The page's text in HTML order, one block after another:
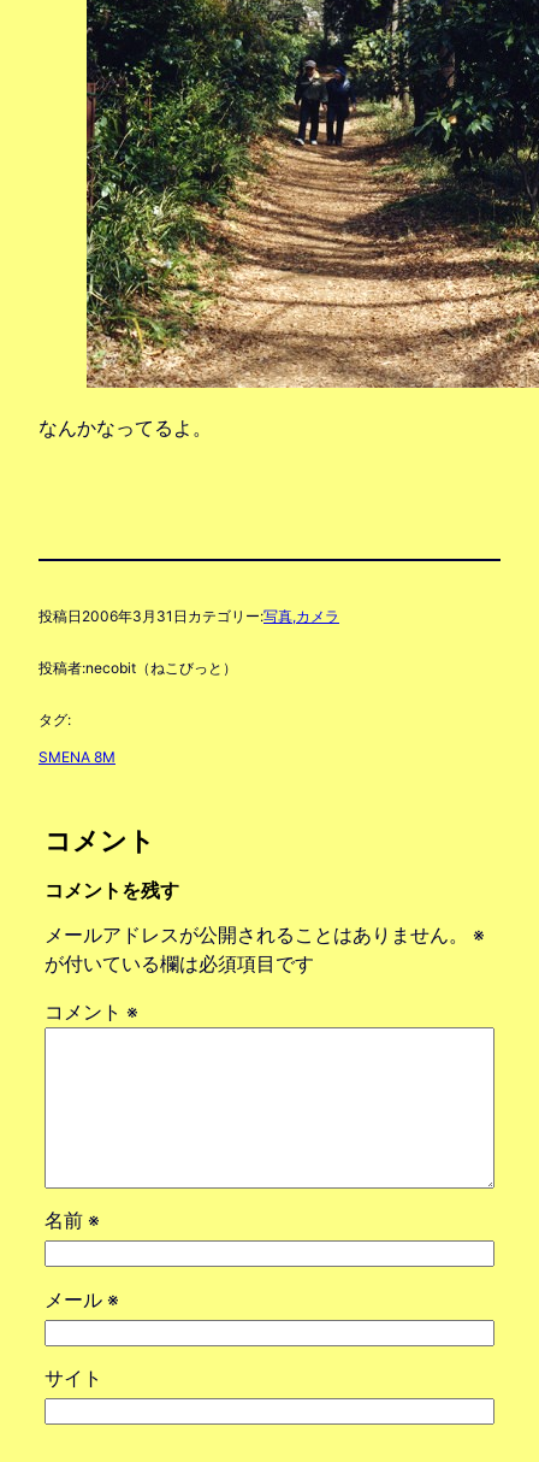
なんかなってるよ。
投稿日 2006年3月31日 カテゴリー:写真,カメラ
投稿者:necobit（ねこびっと）
タグ:
SMENA 8M
コメント
コメントを残す
メールアドレスが公開されることはありません。
※
が付いている欄は必須項目です
コメント ※
名前 ※
メール ※
サイト